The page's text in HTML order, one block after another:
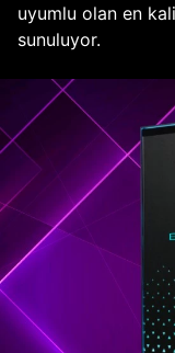
uyumlu olan en
sunuluyor.